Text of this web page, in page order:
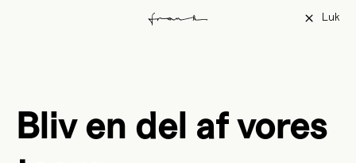
Luk
Bliv en del af vores